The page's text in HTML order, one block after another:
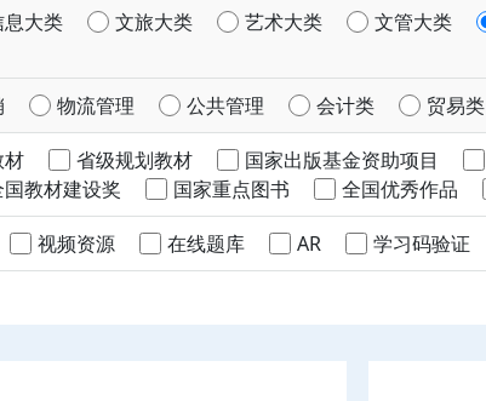
大类 文旅大类 艺术大类 文管大类
物流管理 公共管理 会计类 贸易类
材 省级规划教材 国家出版基金资助项目
国教材建设奖 国家重点图书 全国优秀作品
视频资源 在线题库 AR 学习码验证